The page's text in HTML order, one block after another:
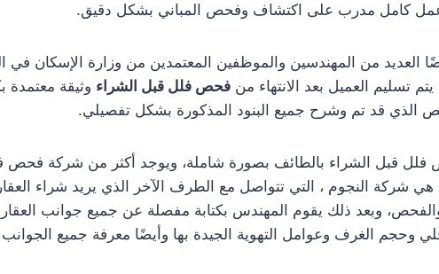
عمل كامل مدرب على اكتشاف وفحص المباني بشكل دقيق.
العديد من المهندسين والموظفين المعتمدين من وزارة الإسكان في
يتم تسليم العميل بعد الانتهاء من فحص فلل قبل الشراء وثيقة معتمدة
الذي قد تم وشرح جميع البنود المذكورة بشكل تفصيلي.
قبل الشراء بالطائف بصورة شاملة، ويوجد أكثر من شركة فحص
شركة النجوم ، التي تتواصل مع الطرف الآخر الذي يريد شراء
والفحص، وبعد ذلك يقوم المهندس بكتابة مفصلة عن جميع جوانب
وحجم الغرف وعوامل التهوية الجيدة بها وأيضًا معرفة جميع الجوانب